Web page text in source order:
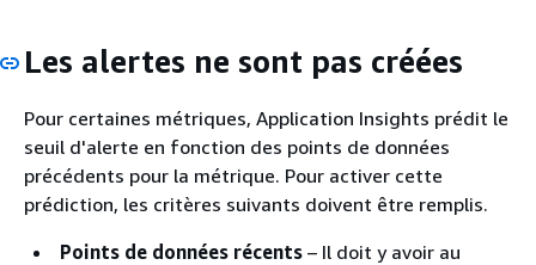
Les alertes ne sont pas créées
Pour certaines métriques, Application Insights prédit le
seuil d'alerte en fonction des points de données
précédents pour la métrique. Pour activer cette
prédiction, les critères suivants doivent être remplis.
Points de données récents – Il doit y avoir au